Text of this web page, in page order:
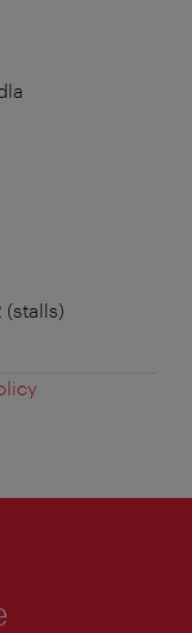
(stalls)